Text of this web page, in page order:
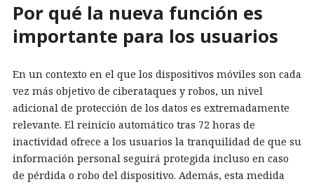
Por qué la nueva función es
importante para los usuarios
En un contexto en el que los dispositivos móviles son cada
vez más objetivo de ciberataques y robos, un nivel
adicional de protección de los datos es extremadamente
relevante. El reinicio automático tras 72 horas de
inactividad ofrece a los usuarios la tranquilidad de que su
información personal seguirá protegida incluso en caso
de pérdida o robo del dispositivo. Además, esta medida